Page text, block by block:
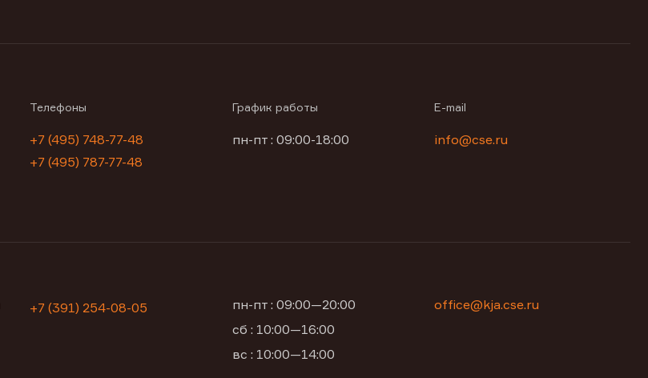
Телефоны
+7 (495) 748-77-48
+7 (495) 787-77-48
График работы
пн-пт : 09:00-18:00
E-mail
info@cse.ru
+7 (391) 254-08-05
пн-пт : 09:00—20:00
сб : 10:00—16:00
вс : 10:00—14:00
office@kja.cse.ru